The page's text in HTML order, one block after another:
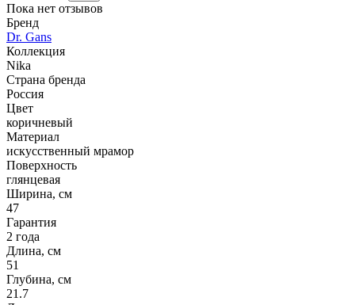
Пока нет отзывов
Бренд
Dr. Gans
Коллекция
Nika
Страна бренда
Россия
Цвет
коричневый
Материал
искусственный мрамор
Поверхность
глянцевая
Ширина, см
47
Гарантия
2 года
Длина, см
51
Глубина, см
21.7